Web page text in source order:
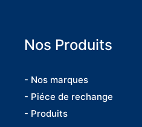
Nos Produits
- Nos marques
- Piéce de rechange
- Produits